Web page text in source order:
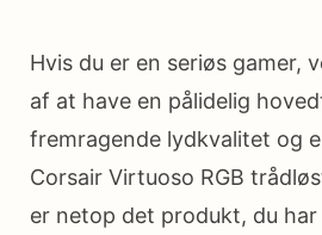
Hvis du er en seriøs gamer,
af at have en pålidelig
fremragende lydkvalitet og
Corsair Virtuoso RGB
er netop det produkt, du